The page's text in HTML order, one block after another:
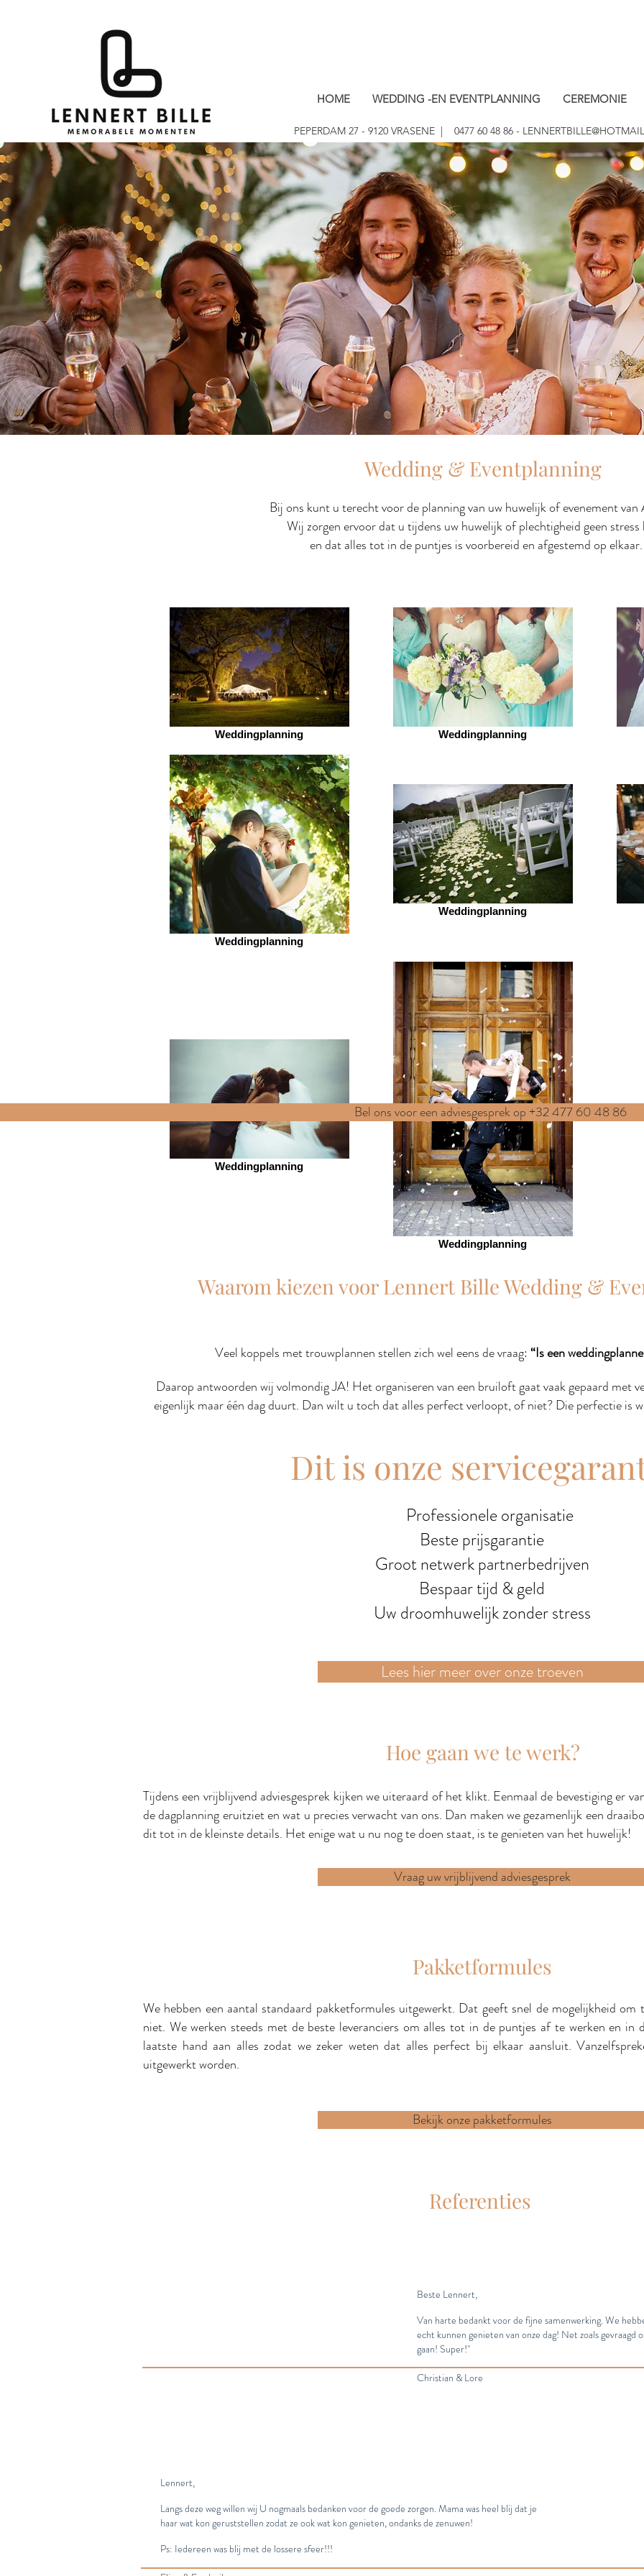
HOME WEDDING -EN EVENTPLANNING CEREMONIE
PEPERDAM 27 - 9120 VRASENE | 0477 60 48 86 -
Wedding & Eventplanning
Bij ons kunt u terecht voor de planning van uw huwelijk of evenement
Wij zorgen ervoor dat u tijdens uw huwelijk of plechtigheid geen
en dat alles tot in de puntjes is voorbereid en afgestemd op elkaar.
Weddingplanning Weddingplanning
Weddingplanning
Weddingplanning
Weddingplanning
Weddingplanning
Bel ons voor een adviesgesprek op +32 477 60 48 86
Waarom kiezen voor Lennert Bille Wedding &
Veel koppels met trouwplannen stellen zich wel eens de vraag: “Is een
Daarop antwoorden wij volmondig JA! Het organiseren van een bruiloft gaat vaak gepaard met
eigenlijk maar één dag duurt. Dan wilt u toch dat alles perfect verloopt, of niet? Die perfectie is
Dit is onze
Professionele organisatie
Beste prijsgarantie
Groot netwerk partnerbedrijven
Bespaar tijd & geld
Uw droomhuwelijk zonder stress
Lees hier meer over onze troeven
Hoe gaan we te werk?
Tijdens een vrijblijvend adviesgesprek kijken we uiteraard of het klikt. Eenmaal de bevestiging er
de dagplanning eruitziet en wat u precies verwacht van ons. Dan maken we gezamenlijk een
dit tot in de kleinste details. Het enige wat u nu nog te doen staat, is te genieten van het huwelijk!
Vraag uw vrijblijvend adviesgesprek
Pakketformules
We hebben een aantal standaard pakketformules uitgewerkt. Dat geeft snel de mogelijkheid
niet. We werken steeds met de beste leveranciers om alles tot in de puntjes af te werken en in
laatste hand aan alles zodat we zeker weten dat alles perfect bij elkaar aansluit.
uitgewerkt worden.
Bekijk onze pakketformules
Referenties
Beste Lennert,
Van harte bedankt voor de fijne samenwerking. We
echt kunnen genieten van onze dag! Net zoals
gaan! Super!"
Christian & Lore
Lennert,
Langs deze weg willen wij U nogmaals bedanken voor de goede zorgen. Mama was heel blij dat je
haar wat kon geruststellen zodat ze ook wat kon genieten, ondanks de zenuwen!
Ps: Iedereen was blij met de lossere sfeer!!!